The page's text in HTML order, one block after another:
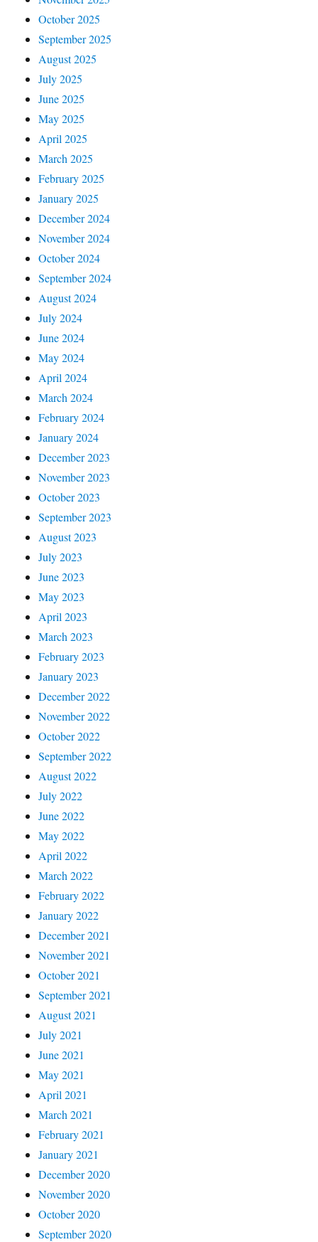
October 2025
September 2025
August 2025
July 2025
June 2025
May 2025
April 2025
March 2025
February 2025
January 2025
December 2024
November 2024
October 2024
September 2024
August 2024
July 2024
June 2024
May 2024
April 2024
March 2024
February 2024
January 2024
December 2023
November 2023
October 2023
September 2023
August 2023
July 2023
June 2023
May 2023
April 2023
March 2023
February 2023
January 2023
December 2022
November 2022
October 2022
September 2022
August 2022
July 2022
June 2022
May 2022
April 2022
March 2022
February 2022
January 2022
December 2021
November 2021
October 2021
September 2021
August 2021
July 2021
June 2021
May 2021
April 2021
March 2021
February 2021
January 2021
December 2020
November 2020
October 2020
September 2020